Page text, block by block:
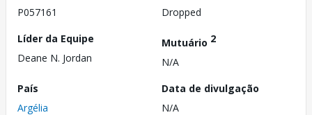
P057161
Dropped
Líder da Equipe
Deane N. Jordan
Mutuário 2
N/A
País
Argélia
Data de divulgação
N/A